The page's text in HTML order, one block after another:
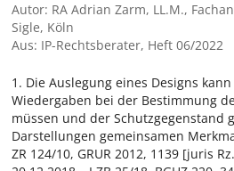
Autor: RA Adrian Zarm, LL.M.,
Sigle, Köln
Aus: IP-Rechtsberater, Heft 06/2022
1. Die Auslegung eines Designs
Wiedergaben bei der Bestimmung
müssen und der Schutzgegenstand
Darstellungen gemeinsamen
ZR 124/10, GRUR 2012, 1139 [juris